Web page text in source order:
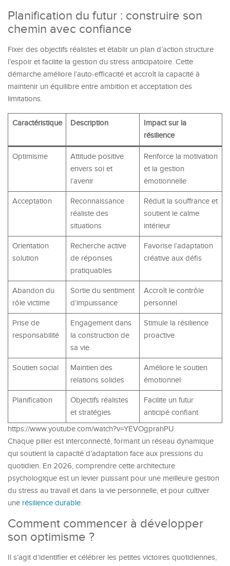
Planification du futur : construire son
chemin avec confiance
Fixer des objectifs réalistes et établir un plan d’action structure
l’espoir et facilite la gestion du stress anticipatoire. Cette
démarche améliore l’auto-efficacité et accroît la capacité à
maintenir un équilibre entre ambition et acceptation des
limitations.
Caractéristique Description
Impact sur la
résilience
Optimisme
Attitude positive
envers soi et
l’avenir
Renforce la motivation
et la gestion
émotionnelle
Acceptation
Reconnaissance
réaliste des
situations
Réduit la souffrance et
soutient le calme
intérieur
Orientation
solution
Recherche active
de réponses
pratiquables
Favorise l’adaptation
créative aux défis
Abandon du
rôle victime
Sortie du sentiment
d’impuissance
Accroît le contrôle
personnel
Prise de
responsabilité
Engagement dans
la construction de
sa vie
Stimule la résilience
proactive
Soutien social
Maintien des
relations solides
Améliore le soutien
émotionnel
Planification
Objectifs réalistes
et stratégies
Facilite un futur
anticipé confiant
https://www.youtube.com/watch?v=YEVOgprahPU
Chaque pilier est interconnecté, formant un réseau dynamique
qui soutient la capacité d’adaptation face aux pressions du
quotidien. En 2026, comprendre cette architecture
psychologique est un levier puissant pour une meilleure gestion
du stress au travail et dans la vie personnelle, et pour cultiver
une résilience durable.
Comment commencer à développer
son optimisme ?
Il s’agit d’identifier et célébrer les petites victoires quotidiennes,